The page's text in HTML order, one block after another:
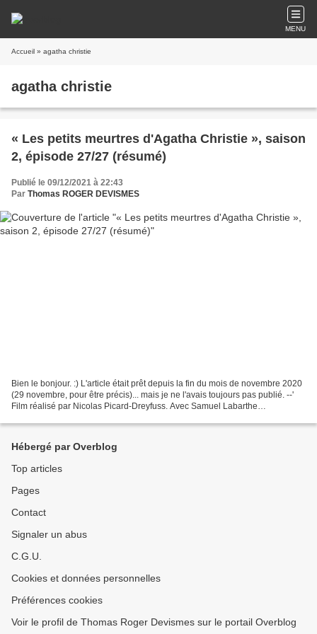
MENU
Accueil » agatha christie
agatha christie
« Les petits meurtres d'Agatha Christie », saison
2, épisode 27/27 (résumé)
Publié le 09/12/2021 à 22:43
Par Thomas ROGER DEVISMES
Bien le bonjour. :) L'article était prêt depuis la fin du mois de novembre 2020
(29 novembre, pour être précis)... mais je ne l'avais toujours pas publié. --'
Film réalisé par Nicolas Picard-Dreyfuss. Avec Samuel Labarthe
Hébergé par Overblog
Top articles
Pages
Contact
Signaler un abus
C.G.U.
Cookies et données personnelles
Préférences cookies
Voir le profil de Thomas Roger Devismes sur le portail Overblog